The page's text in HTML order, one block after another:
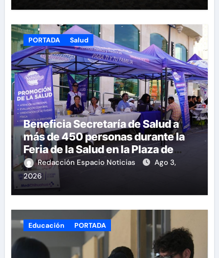
PORTADA Salud
Beneficia Secretaría de Salud a
más de 450 personas durante la
Feria de la Salud en la Plaza de
Armas
Redacción Espacio Noticias
Ago 3,
2026
Educación PORTADA